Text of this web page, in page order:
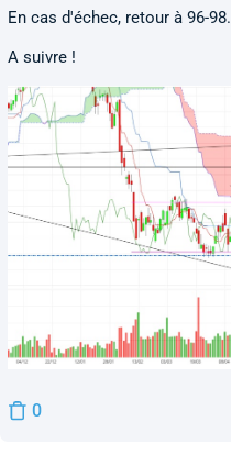
En cas d'échec, retour à 96-98.
A suivre !
0